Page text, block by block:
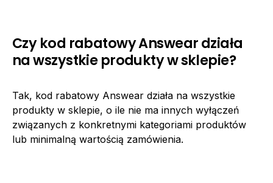
Czy kod rabatowy Answear działa
na wszystkie produkty w sklepie?
Tak, kod rabatowy Answear działa na wszystkie
produkty w sklepie, o ile nie ma innych wyłączeń
związanych z konkretnymi kategoriami produktów
lub minimalną wartością zamówienia.